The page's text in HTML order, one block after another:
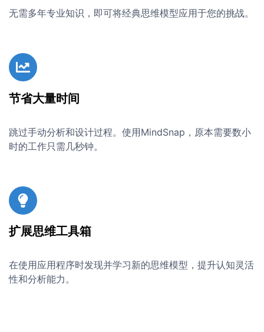
无需多年专业知识，即可将经典思维模型应用于您的挑战。
节省大量时间
跳过手动分析和设计过程。使用MindSnap，原本需要数小
时的工作只需几秒钟。
扩展思维工具箱
在使用应用程序时发现并学习新的思维模型，提升认知灵活
性和分析能力。